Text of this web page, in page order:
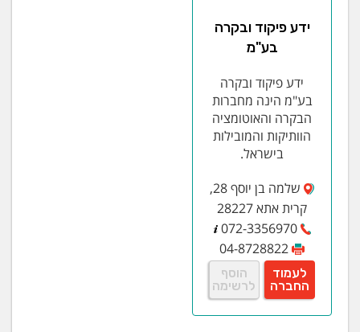
ידע פיקוד ובקרה
בע"מ
ידע פיקוד ובקרה
בע"מ הינה מחברות
הבקרה והאוטומציה
הוותיקות והמובילות
בישראל.
שלמה בן יוסף 28,
קרית אתא 28227
072-3356970
04-8728822
לעמוד
החברה
הוסף
לרשימה